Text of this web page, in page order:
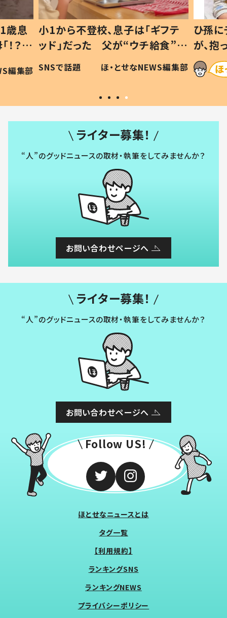
歳息
？」
編集部
小1から不登校、息子は「ギフテ
ッド」だった 父が“ウチ給食”を
作り続ける理由とは #令和の親
#令和の子
SNSで話題 ほ・とせなNEWS編集部
ひ孫
が、
「涙が
い」
ライター募集！
“人”のグッドニュースの取材・執筆をしてみませんか？
お問い合わせページへ
ライター募集！
“人”のグッドニュースの取材・執筆をしてみませんか？
お問い合わせページへ
Follow US!
ほとせなニュースとは
タグ一覧
【利用規約】
ランキングSNS
ランキングNEWS
プライバシーポリシー